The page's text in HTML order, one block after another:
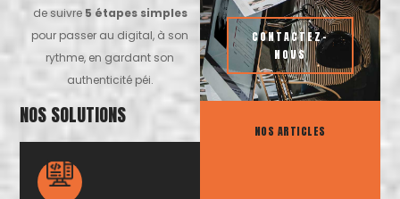
de suivre 5 étapes simples
pour passer au digital, à son
rythme, en gardant son
authenticité péi.
NOS SOLUTIONS
CONTACTEZ-
NOUS
NOS ARTICLES